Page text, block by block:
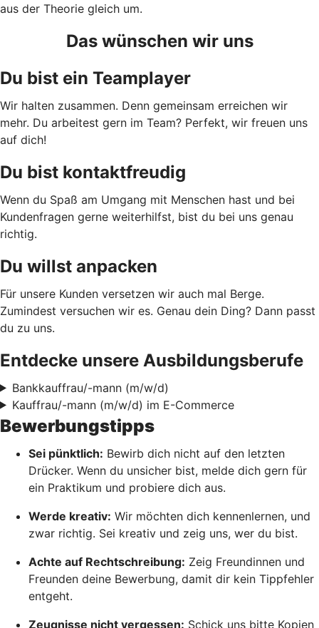
aus der Theorie gleich um.
Das wünschen wir uns
Du bist ein Teamplayer
Wir halten zusammen. Denn gemeinsam erreichen wir
mehr. Du arbeitest gern im Team? Perfekt, wir freuen uns
auf dich!
Du bist kontaktfreudig
Wenn du Spaß am Umgang mit Menschen hast und bei
Kundenfragen gerne weiterhilfst, bist du bei uns genau
richtig.
Du willst anpacken
Für unsere Kunden versetzen wir auch mal Berge.
Zumindest versuchen wir es. Genau dein Ding? Dann passt
du zu uns.
Entdecke unsere Ausbildungsberufe
Bankkauffrau/-mann (m/w/d)
Kauffrau/-mann (m/w/d) im E-Commerce
Bewerbungstipps
Sei pünktlich: Bewirb dich nicht auf den letzten
Drücker. Wenn du unsicher bist, melde dich gern für
ein Praktikum und probiere dich aus.
Werde kreativ: Wir möchten dich kennenlernen, und
zwar richtig. Sei kreativ und zeig uns, wer du bist.
Achte auf Rechtschreibung: Zeig Freundinnen und
Freunden deine Bewerbung, damit dir kein Tippfehler
entgeht.
Zeugnisse nicht vergessen: Schick uns bitte Kopien